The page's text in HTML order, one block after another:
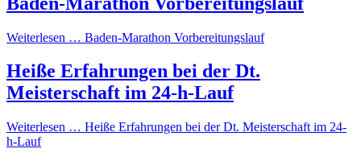
Weiterlesen … Baden-Marathon Vorbereitungslauf
Heiße Erfahrungen bei der Dt.
Meisterschaft im 24-h-Lauf
Weiterlesen … Heiße Erfahrungen bei der Dt. Meisterschaft im 24-
h-Lauf